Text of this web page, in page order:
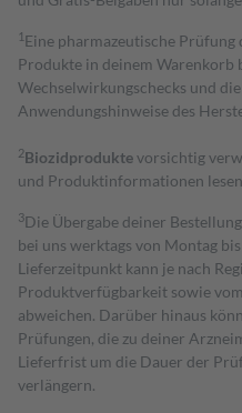
1 Eine pharmazeutische
Produkte in deinem
Wechselwirkungschecks und
Anwendungshinweise des
2Biozidproduktevorsichtig
und Produktinformationen
3Die Übergabe deiner
bei uns werktags von Montag
Lieferzeitpunkt kann je nach
Produktverfügbarkeit sowie
abweichen. Darüber hinaus
Prüfungen, die zu deiner
Lieferfrist um die Dauer der
verlängern.